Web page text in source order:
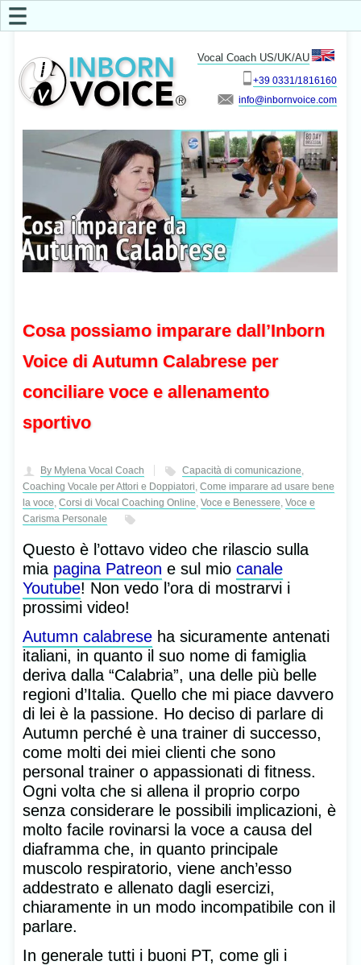
Vocal Coach US/UK/AU
+39 0331/1816160
info
☰
Cosa possiamo imparare dall’Inborn
Voice di Autumn Calabrese per
conciliare voce e allenamento
sportivo
By Mylena Vocal Coach Capacità di comunicazione,
Coaching Vocale per Attori e Doppiatori, Come imparare ad usare bene
la voce, Corsi di Vocal Coaching Online, Voce e Benessere, Voce e
Carisma Personale
Questo è l’ottavo video che rilascio sulla
mia pagina Patreon e sul mio canale
Youtube! Non vedo l’ora di mostrarvi i
prossimi video!
Autumn calabrese ha sicuramente antenati
italiani, in quanto il suo nome di famiglia
deriva dalla “Calabria”, una delle più belle
regioni d’Italia. Quello che mi piace davvero
di lei è la passione. Ho deciso di parlare di
Autumn perché è una trainer di successo,
come molti dei miei clienti che sono
personal trainer o appassionati di fitness.
Ogni volta che si allena il proprio corpo
senza considerare le possibili implicazioni, è
molto facile rovinarsi la voce a causa del
diaframma che, in quanto principale
muscolo respiratorio, viene anch’esso
addestrato e allenato dagli esercizi,
chiaramente in un modo incompatibile con il
parlare.
In generale tutti i buoni PT, come gli i